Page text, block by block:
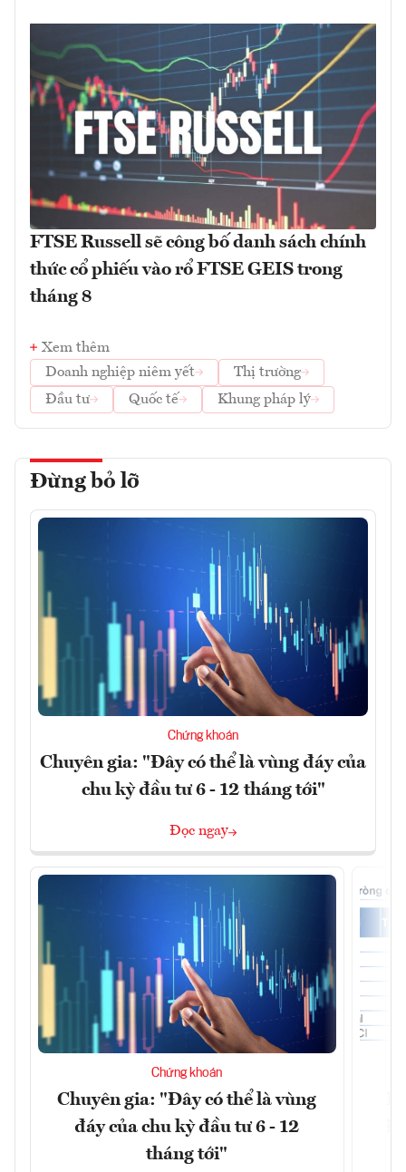
FTSE Russell sẽ công bố danh sách chính
thức cổ phiếu vào rổ FTSE GEIS trong
tháng 8
Xem thêm
Doanh nghiệp niêm yết
Thị trường
Đầu tư
Quốc tế Khung pháp lý
Đừng bỏ lỡ
Chứng khoán
Chuyên gia: "Đây có thể là vùng đáy của
chu kỳ đầu tư 6 - 12 tháng tới"
Đọc ngay
Chứng khoán
Chuyên gia: "Đây có thể là vùng
đáy của chu kỳ đầu tư 6 - 12
tháng tới"